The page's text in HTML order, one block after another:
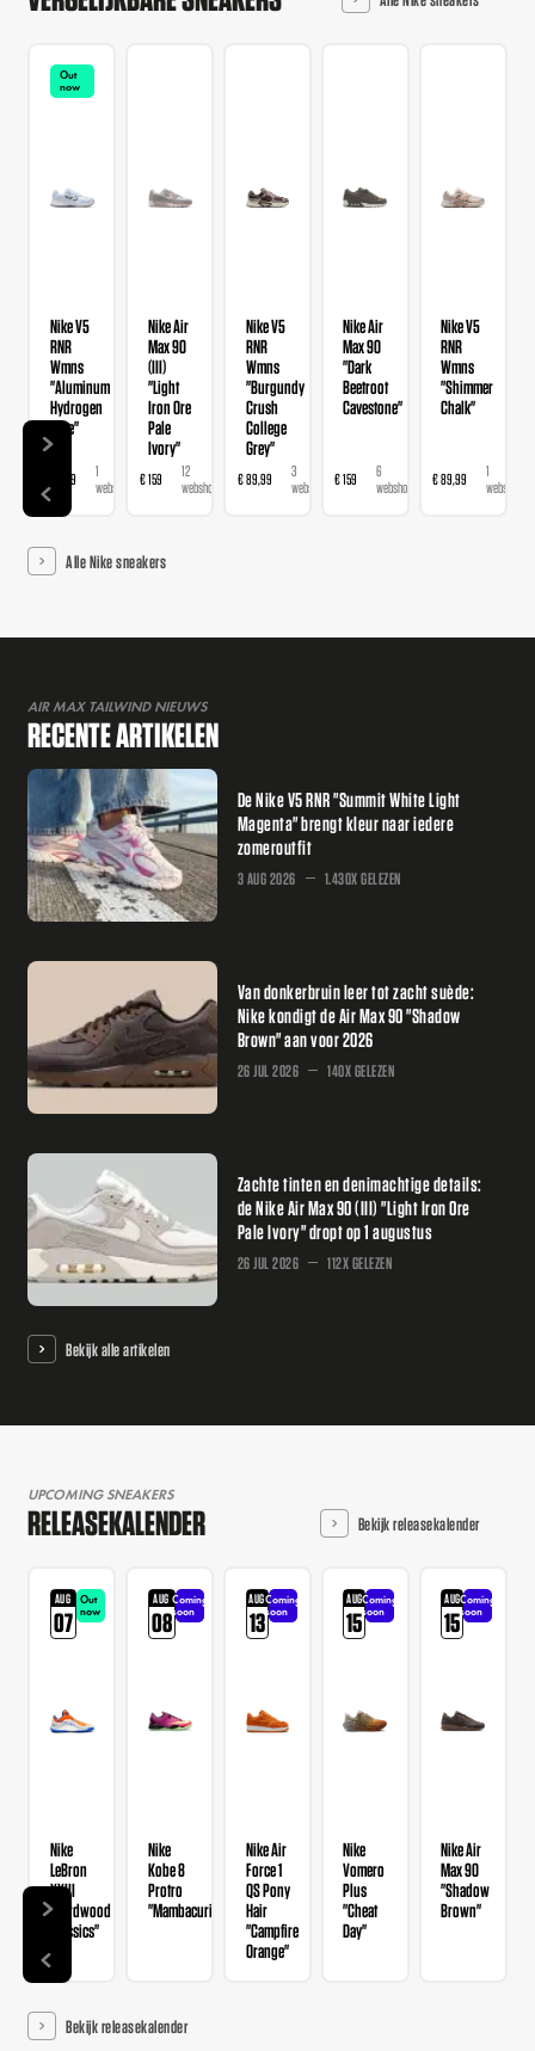
Out
now
Nike V5
RNR
Wmns
"Aluminum
Hydrogen
Blue"
€ 89,99
1
webshop
Nike Air
Max 90
(III)
"Light
Iron Ore
Pale
Ivory"
€ 159
12
webshops
Nike V5
RNR
Wmns
"Burgundy
Crush
College
Grey"
€ 89,99
3
webshops
Nike Air
Max 90
"Dark
Beetroot
Cavestone"
€ 159
6
webshops
Nike V5
RNR
Wmns
"Shimmer
Chalk"
€ 89,99
1
webshop
Alle Nike sneakers
AIR MAX TAILWIND NIEUWS
RECENTE ARTIKELEN
De Nike V5 RNR "Summit White Light
Magenta" brengt kleur naar iedere
zomeroutfit
3 AUG 2026 1.430X GELEZEN
Van donkerbruin leer tot zacht suède:
Nike kondigt de Air Max 90 "Shadow
Brown" aan voor 2026
26 JUL 2026 140X GELEZEN
Zachte tinten en denimachtige details:
de Nike Air Max 90 (III) "Light Iron Ore
Pale Ivory" dropt op 1 augustus
26 JUL 2026 112X GELEZEN
Bekijk alle artikelen
UPCOMING SNEAKERS
RELEASEKALENDER Bekijk releasekalender
AUG
07
Out
now
Nike
LeBron
XXIII
"Hardwood
Classics"
AUG
08
Coming
soon
Nike
Kobe 8
Protro
"Mambacurial"
AUG
13
Coming
soon
Nike Air
Force 1
QS Pony
Hair
"Campfire
Orange"
AUG
15
Coming
soon
Nike
Vomero
Plus
"Cheat
Day"
AUG
15
Coming
soon
Nike Air
Max 90
"Shadow
Brown"
Bekijk releasekalender